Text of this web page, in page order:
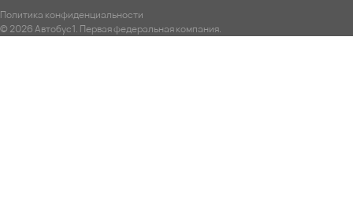
Политика конфиденциальности
© 2026 Автобус1. Первая федеральная компания.